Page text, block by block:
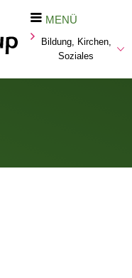
MENÜ
Bildung, Kirchen,
Soziales